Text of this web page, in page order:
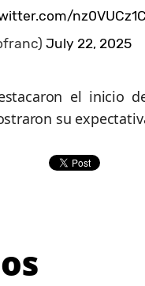
July 22, 2025
el inicio
su